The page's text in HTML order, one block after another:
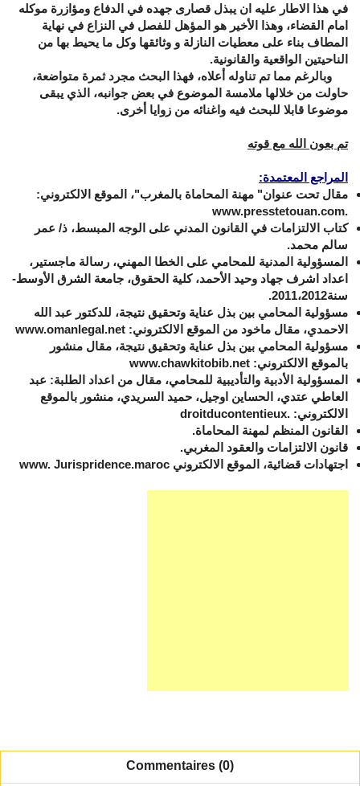
في هذا الاطار عليه ان يبذل قصارى جهده في الدفاع ومؤازرة موكله
امام القضاء، وهذا الأخير هو المؤهل للفصل في النزاع في نهاية
المطاف بناء على معطيات النازلة و وثائقها وكل ما يحيط بها من
الناحيتين الواقعية والقانونية.
وبالرغم مما تم تناوله أعلاه، فهذا البحث مجرد ثمرة متواضعة،
حاولت من خلالها ملامسة الموضوع في بعض جوانبه، الذي يبقى
موضوعا قابلا للبحث فيه واغنائه من زوايا أخرى.
تم بعون الله مع قوته
المراجع المعتمدة:
مقال تحت عنوان" مهنة المحاماة بالمغرب"، الموقع الالكتروني:
www.presstetouan.com.
كتاب الالتزامات في القانون المدني على الوجه المبسط، ذ/ عمر
سالم محمد.
المسؤولية المدنية للمحامي على الخطا المهني، رسالة ماجستير،
اعداد اشرف جهاد وحيد الأحمد، كلية الحقوق، جامعة الشرق الأوسط-
سنة2011،2012.
مسؤولية المحامي بين بذل عناية وتحقيق نتيجة، للدكتور عبد الله
الاحمدي، مقال ماخود من الموقع الالكتروني: www.omanlegal.net
مسؤولية المحامي بين بذل عناية وتحقيق نتيجة، مقال منشور
بالموقع الالكتروني: www.chawkitobib.net
المسؤولية الأدبية والتأديبية للمحامي، مقال من اعداد الطلبة: عبد
العاطي عتدي، الحساين اوجيل، حميد السريدي، منشور بالموقع
الالكتروني: droitducontentieux.
القانون المنظم لمهنة المحاماة.
قانون الالتزامات والعقود المغربي.
اجتهادات قضائية، الموقع الالكتروني www. Jurispridence.maroc
Commentaires (0)